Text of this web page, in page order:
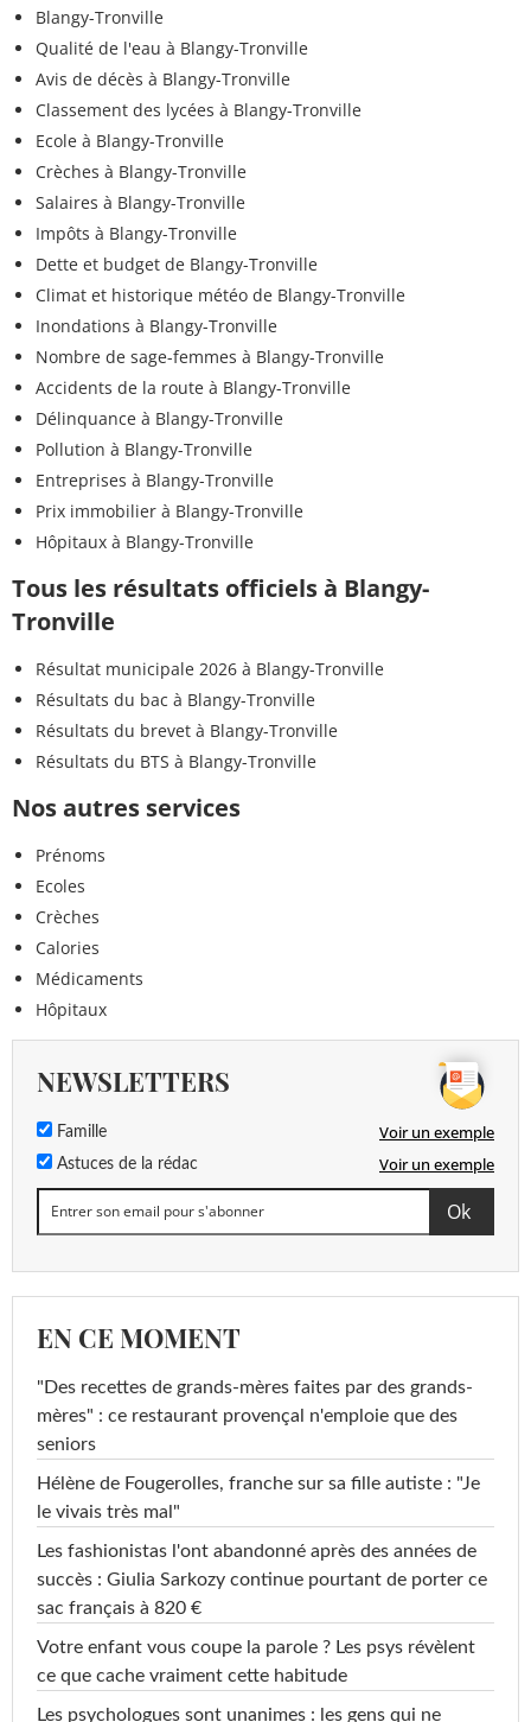
Blangy-Tronville
Qualité de l'eau à Blangy-Tronville
Avis de décès à Blangy-Tronville
Classement des lycées à Blangy-Tronville
Ecole à Blangy-Tronville
Crèches à Blangy-Tronville
Salaires à Blangy-Tronville
Impôts à Blangy-Tronville
Dette et budget de Blangy-Tronville
Climat et historique météo de Blangy-Tronville
Inondations à Blangy-Tronville
Nombre de sage-femmes à Blangy-Tronville
Accidents de la route à Blangy-Tronville
Délinquance à Blangy-Tronville
Pollution à Blangy-Tronville
Entreprises à Blangy-Tronville
Prix immobilier à Blangy-Tronville
Hôpitaux à Blangy-Tronville
Tous les résultats officiels à Blangy-
Tronville
Résultat municipale 2026 à Blangy-Tronville
Résultats du bac à Blangy-Tronville
Résultats du brevet à Blangy-Tronville
Résultats du BTS à Blangy-Tronville
Nos autres services
Prénoms
Ecoles
Crèches
Calories
Médicaments
Hôpitaux
NEWSLETTERS
Famille Voir un exemple
Astuces de la rédac Voir un exemple
EN CE MOMENT
"Des recettes de grands-mères faites par des grands-
mères" : ce restaurant provençal n'emploie que des
seniors
Hélène de Fougerolles, franche sur sa fille autiste : "Je
le vivais très mal"
Les fashionistas l'ont abandonné après des années de
succès : Giulia Sarkozy continue pourtant de porter ce
sac français à 820 €
Votre enfant vous coupe la parole ? Les psys révèlent
ce que cache vraiment cette habitude
Les psychologues sont unanimes : les gens qui ne